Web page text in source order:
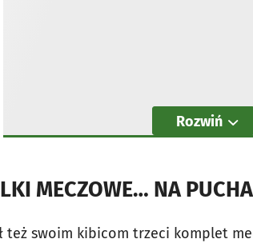
Rozwiń
MECZOWE… NA
też swoim kibicom trzeci komplet